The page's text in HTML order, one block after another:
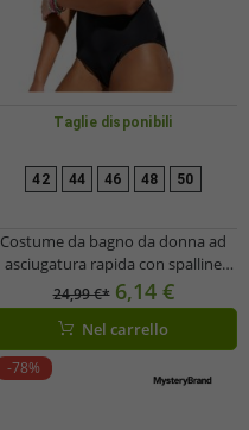
Taglie disponibili
42 44 46 48 50
Costume da bagno da donna ad
asciugatura rapida con spalline
incrociate sulla schiena, modello
953659, nero
24,99 €* 6,14 €
Nel carrello
-78%